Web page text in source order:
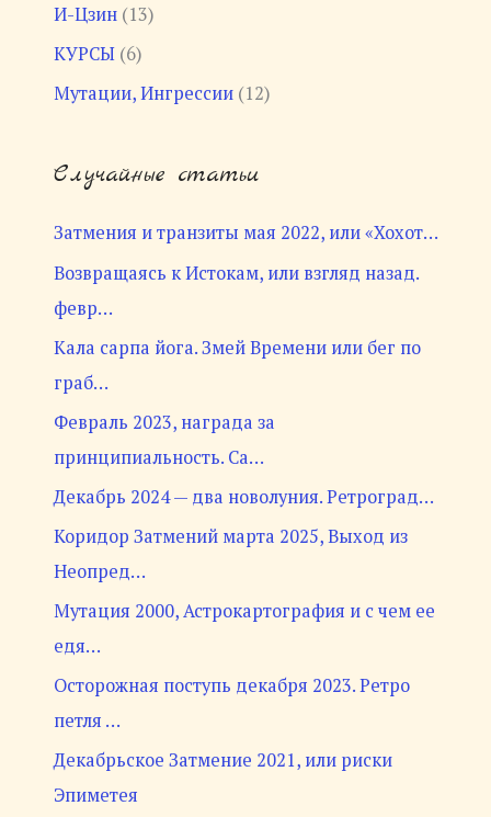
И-Цзин(13)
КУРСЫ(6)
Мутации, Ингрессии(12)
Случайные статьи
Затмения и транзиты мая 2022, или «Хохот…
Возвращаясь к Истокам, или взгляд назад.
февр…
Кала сарпа йога. Змей Времени или бег по
граб…
Февраль 2023, награда за
принципиальность. Са…
Декабрь 2024 — два новолуния. Ретроград…
Коридор Затмений марта 2025, Выход из
Неопред…
Мутация 2000, Астрокартография и с чем ее
едя…
Осторожная поступь декабря 2023. Ретро
петля …
Декабрьское Затмение 2021, или риски
Эпиметея